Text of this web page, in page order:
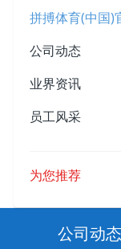
拼搏体育(中国)
公司动态
业界资讯
员工风采
为您推荐
公司动态